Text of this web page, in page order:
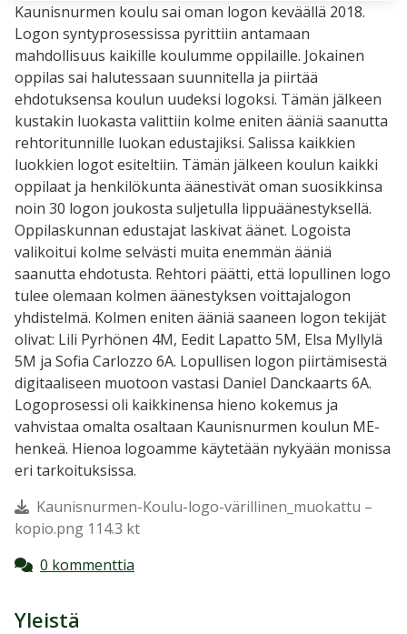
Kaunisnurmen koulu sai oman logon keväällä 2018.
Logon syntyprosessissa pyrittiin antamaan
mahdollisuus kaikille koulumme oppilaille. Jokainen
oppilas sai halutessaan suunnitella ja piirtää
ehdotuksensa koulun uudeksi logoksi. Tämän jälkeen
kustakin luokasta valittiin kolme eniten ääniä saanutta
rehtoritunnille luokan edustajiksi. Salissa kaikkien
luokkien logot esiteltiin. Tämän jälkeen koulun kaikki
oppilaat ja henkilökunta äänestivät oman suosikkinsa
noin 30 logon joukosta suljetulla lippuäänestyksellä.
Oppilaskunnan edustajat laskivat äänet. Logoista
valikoitui kolme selvästi muita enemmän ääniä
saanutta ehdotusta. Rehtori päätti, että lopullinen logo
tulee olemaan kolmen äänestyksen voittajalogon
yhdistelmä. Kolmen eniten ääniä saaneen logon tekijät
olivat: Lili Pyrhönen 4M, Eedit Lapatto 5M, Elsa Myllylä
5M ja Sofia Carlozzo 6A. Lopullisen logon piirtämisestä
digitaaliseen muotoon vastasi Daniel Danckaarts 6A.
Logoprosessi oli kaikkinensa hieno kokemus ja
vahvistaa omalta osaltaan Kaunisnurmen koulun ME-
henkeä. Hienoa logoamme käytetään nykyään monissa
eri tarkoituksissa.
Kaunisnurmen-Koulu-logo-värillinen_muokattu –
kopio.png 114.3 kt
0 kommenttia
Yleistä